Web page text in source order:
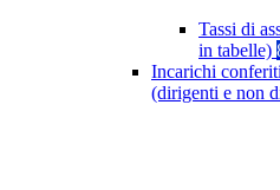
Tassi di
in tabelle)
Incarichi
(dirigenti e non